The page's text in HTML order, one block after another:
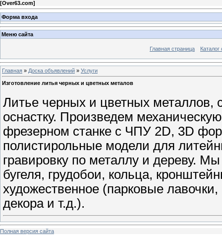
[Over63.com]
Форма входа
Меню сайта
Главная страница Каталог
Главная » Доска объявлений » Услуги
Изготовление литья черных и цветных металов
Литье черных и цветных металлов,
оснастку. Произведем
фрезерном станке с ЧПУ 2D, 3D
полистирольные модели для
гравировку по металлу и дереву.
бугеля, грудобои, кольца,
художественное (парковые
декора и т.д.).
Полная версия сайта